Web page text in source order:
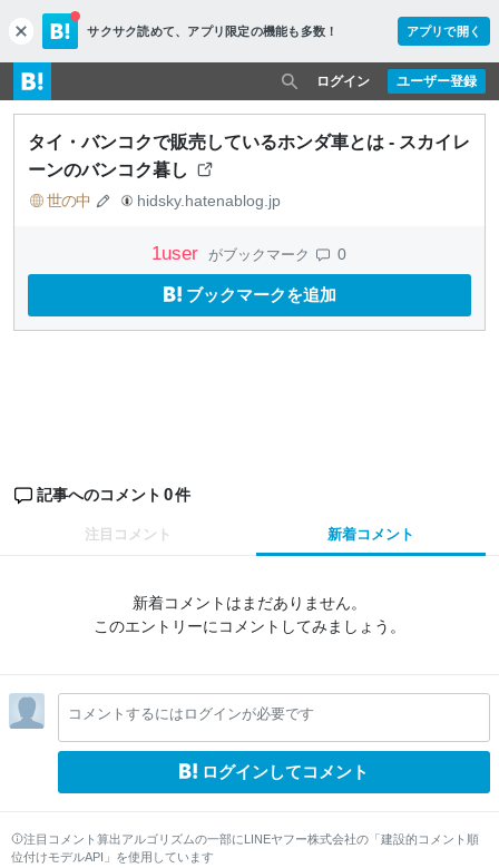
c
l
o
s
e
サクサク読めて、 アプリ限定の機能も多数！ アプリで開く
ユーザー登録
ログイン
タイ・バンコクで販売しているホンダ車とは - スカイレ
ーンのバンコク暮し
世の中 hidsky.hatenablog.jp
1user がブックマーク 0
ブックマークを追加
記事へのコメント 0件
注目コメント 新着コメント
新着コメントはまだありません。
このエントリーにコメントしてみましょう。
コメントするにはログインが必要です
ログインしてコメント
注目コメント算出アルゴリズムの一部にLINEヤフー株式会社の「建設的コメント順
位付けモデルAPI」を使用しています